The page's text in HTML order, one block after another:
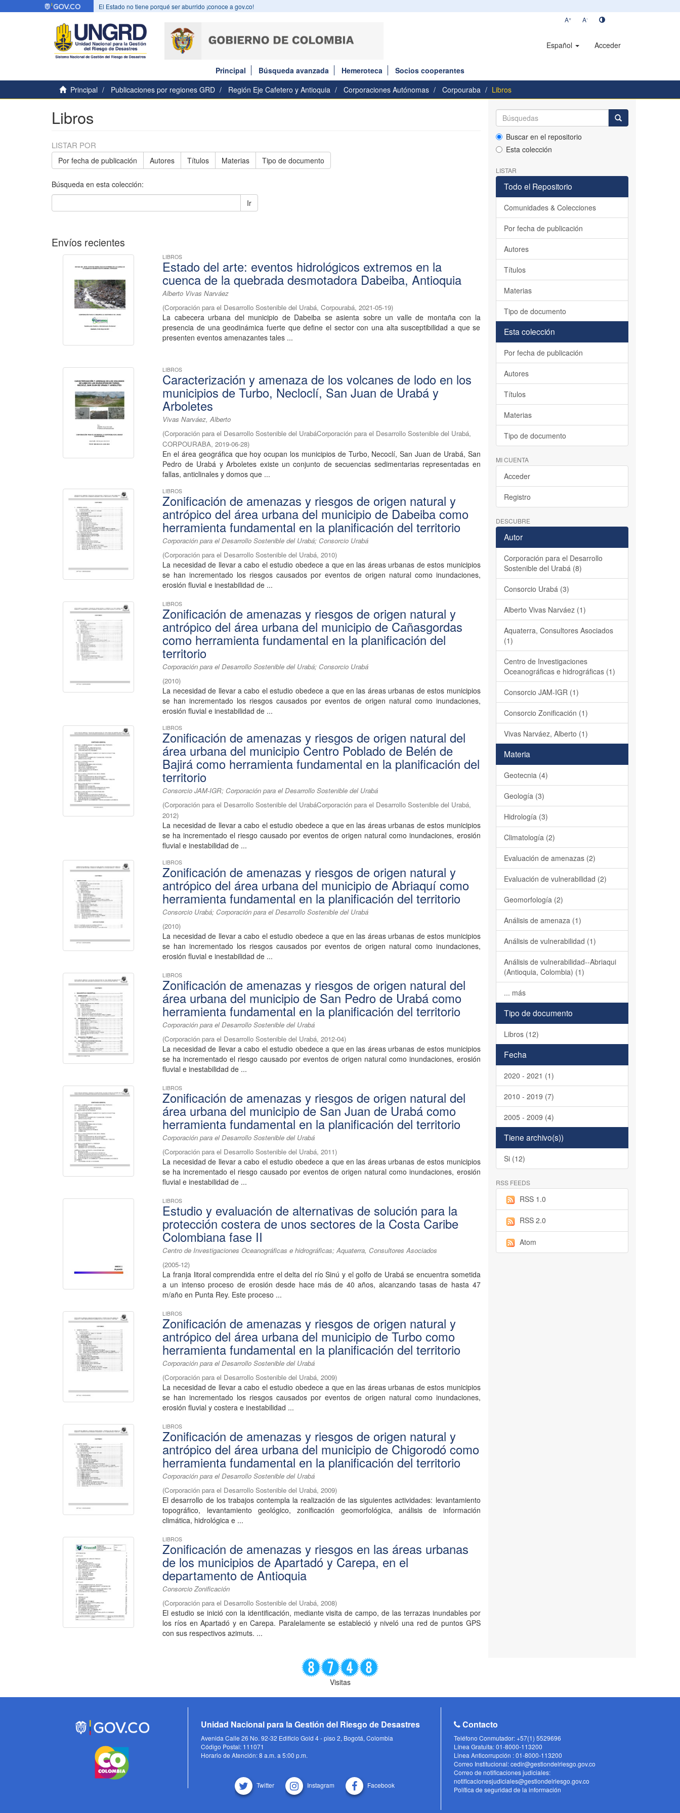
El Estado no tiene porqué ser aburrido ¡conoce a gov.co!
A+ A-
Español Acceder
Principal Búsqueda avanzada Hemeroteca
Socios cooperantes
Principal
Publicaciones por regiones GRD Región Eje Cafetero y Antioquia Corporaciones Autónomas Corpouraba Libros
Libros
LISTAR POR
Por fecha de publicación Autores Títulos Materias Tipo de documento
Búsqueda en esta colección:
Ir
Envíos recientes
LIBROS
Estado del arte: eventos hidrológicos extremos en la
cuenca de la quebrada desmotadora Dabeiba, Antioquia
Alberto Vivas Narváez
(Corporación para el Desarrollo Sostenible del Urabá, Corpourabá,2021-05-19)
La cabecera urbana del municipio de Dabeiba se asienta sobre un valle de montaña con la
presencia de una geodinámica fuerte que define el sector con una alta susceptibilidad a que se
presenten eventos amenazantes tales ...
LIBROS
Caracterización y amenaza de los volcanes de lodo en los
municipios de Turbo, Necloclí, San Juan de Urabá y
Arboletes
Vivas Narváez, Alberto
(Corporación para el Desarrollo Sostenible del UrabáCorporación para el Desarrollo Sostenible del Urabá,
CORPOURABA,2019-06-28)
En el área geográfica que hoy ocupan los municipios de Turbo, Necoclí, San Juan de Urabá, San
Pedro de Urabá y Arboletes existe un conjunto de secuencias sedimentarias representadas en
fallas, anticlinales y domos que ...
LIBROS
Zonificación de amenazas y riesgos de origen natural y
antrópico del área urbana del municipio de Dabeiba como
herramienta fundamental en la planificación del territorio
Corporación para el Desarrollo Sostenible del Urabá; Consorcio Urabá
(Corporación para el Desarrollo Sostenible del Urabá,2010)
La necesidad de llevar a cabo el estudio obedece a que en las áreas urbanas de estos municipios
se han incrementado los riesgos causados por eventos de origen natural como inundaciones,
erosión fluvial e inestabilidad de ...
LIBROS
Zonificación de amenazas y riesgos de origen natural y
antrópico del área urbana del municipio de Cañasgordas
como herramienta fundamental en la planificación del
territorio
Corporación para el Desarrollo Sostenible del Urabá; Consorcio Urabá
(2010)
La necesidad de llevar a cabo el estudio obedece a que en las áreas urbanas de estos municipios
se han incrementado los riesgos causados por eventos de origen natural como inundaciones,
erosión fluvial e inestabilidad de ...
LIBROS
Zonificación de amenazas y riesgos de origen natural del
área urbana del municipio Centro Poblado de Belén de
Bajirá como herramienta fundamental en la planificación del
territorio
Consorcio JAM-IGR; Corporación para el Desarrollo Sostenible del Urabá
(Corporación para el Desarrollo Sostenible del UrabáCorporación para el Desarrollo Sostenible del Urabá,
2012)
La necesidad de llevar a cabo el estudio obedece a que en las áreas urbanas de estos municipios
se ha incrementado el riesgo causado por eventos de origen natural como inundaciones, erosión
fluvial e inestabilidad de ...
LIBROS
Zonificación de amenazas y riesgos de origen natural y
antrópico del área urbana del municipio de Abriaquí como
herramienta fundamental en la planificación del territorio
Consorcio Urabá; Corporación para el Desarrollo Sostenible del Urabá
(2010)
La necesidad de llevar a cabo el estudio obedece a que en las áreas urbanas de estos municipios
se han incrementado los riesgos causados por eventos de origen natural como inundaciones,
erosión fluvial e inestabilidad de ...
LIBROS
Zonificación de amenazas y riesgos de origen natural del
área urbana del municipio de San Pedro de Urabá como
herramienta fundamental en la planificación del territorio
Corporación para el Desarrollo Sostenible del Urabá
(Corporación para el Desarrollo Sostenible del Urabá,2012-04)
La necesidad de llevar a cabo el estudio obedece a que en las áreas urbanas de estos municipios
se ha incrementado el riesgo causado por eventos de origen natural como inundaciones, erosión
fluvial e inestabilidad de ...
LIBROS
Zonificación de amenazas y riesgos de origen natural del
área urbana del municipio de San Juan de Urabá como
herramienta fundamental en la planificación del territorio
Corporación para el Desarrollo Sostenible del Urabá
(Corporación para el Desarrollo Sostenible del Urabá,2011)
La necesidad de llevar a cabo el estudio obedece a que en las áreas urbanas de estos municipios
se ha incrementado el riesgo causado por eventos de origen natural como inundaciones, erosión
fluvial e inestabilidad de ...
LIBROS
Estudio y evaluación de alternativas de solución para la
protección costera de unos sectores de la Costa Caribe
Colombiana fase II
Centro de Investigaciones Oceanográficas e hidrográficas; Aquaterra, Consultores Asociados
(2005-12)
La franja litoral comprendida entre el delta del río Sinú y el golfo de Urabá se encuentra sometida
a un intenso proceso de erosión desde hace más de 40 años, alcanzando tasas de hasta 47
m/año en Punta Rey. Este proceso ...
LIBROS
Zonificación de amenazas y riesgos de origen natural y
antrópico del área urbana del municipio de Turbo como
herramienta fundamental en la planificación del territorio
Corporación para el Desarrollo Sostenible del Urabá
(Corporación para el Desarrollo Sostenible del Urabá,2009)
La necesidad de llevar a cabo el estudio obedece a que en las áreas urbanas de estos municipios
se han incrementado los riesgos causados por eventos de origen natural como inundaciones,
erosión fluvial y costera e inestabilidad ...
LIBROS
Zonificación de amenazas y riesgos de origen natural y
antrópico del área urbana del municipio de Chigorodó como
herramienta fundamental en la planificación del territorio
Corporación para el Desarrollo Sostenible del Urabá
(Corporación para el Desarrollo Sostenible del Urabá,2009)
El desarrollo de los trabajos contempla la realización de las siguientes actividades: levantamiento
topográfico, levantamiento geológico, zonificación geomorfológica, análisis de información
climática, hidrológica e ...
LIBROS
Zonificación de amenazas y riesgos en las áreas urbanas
de los municipios de Apartadó y Carepa, en el
departamento de Antioquia
Consorcio Zonificación
(Corporación para el Desarrollo Sostenible del Urabá,2008)
El estudio se inició con la identificación, mediante visita de campo, de las terrazas inundables por
los ríos en Apartadó y en Carepa. Paralelamente se estableció y niveló una red de puntos GPS
con sus respectivos azimuts. ...
Buscar en el repositorio
Esta colección
LISTAR
Todo el Repositorio
Comunidades & Colecciones
Por fecha de publicación
Autores
Títulos
Materias
Tipo de documento
Esta colección
Por fecha de publicación
Autores
Títulos
Materias
Tipo de documento
MI CUENTA
Acceder
Registro
DESCUBRE
Autor
Corporación para el Desarrollo
Sostenible del Urabá (8)
Consorcio Urabá (3)
Alberto Vivas Narváez (1)
Aquaterra, Consultores Asociados
(1)
Centro de Investigaciones
Oceanográficas e hidrográficas (1)
Consorcio JAM-IGR (1)
Consorcio Zonificación (1)
Vivas Narváez, Alberto (1)
Materia
Geotecnia (4)
Geología (3)
Hidrología (3)
Climatología (2)
Evaluación de amenazas (2)
Evaluación de vulnerabilidad (2)
Geomorfología (2)
Análisis de amenaza (1)
Análisis de vulnerabilidad (1)
Análisis de vulnerabilidad--Abriaqui
(Antioquia, Colombia) (1)
... más
Tipo de documento
Libros (12)
Fecha
2020 - 2021 (1)
2010 - 2019 (7)
2005 - 2009 (4)
Tiene archivo(s))
Si (12)
RSS FEEDS
RSS 1.0
RSS 2.0
Atom
Visitas
Unidad Nacional para la Gestión del Riesgo de Desastres
Avenida Calle 26 No. 92-32 Edificio Gold 4 - piso 2, Bogotá, Colombia
Código Postal: 111071
Horario de Atención: 8 a.m. a 5:00 p.m.
Twitter Instagram Facebook
Contacto
Teléfono Conmutador: +57(1) 5529696
Línea Gratuita: 01-8000-113200
Linea Anticorrupción : 01-8000-113200
Correo Institucional: cedir@gestiondelriesgo.gov.co
Correo de notificaciones judiciales:
notificacionesjudiciales@gestiondelriesgo.gov.co
Política de seguridad de la información